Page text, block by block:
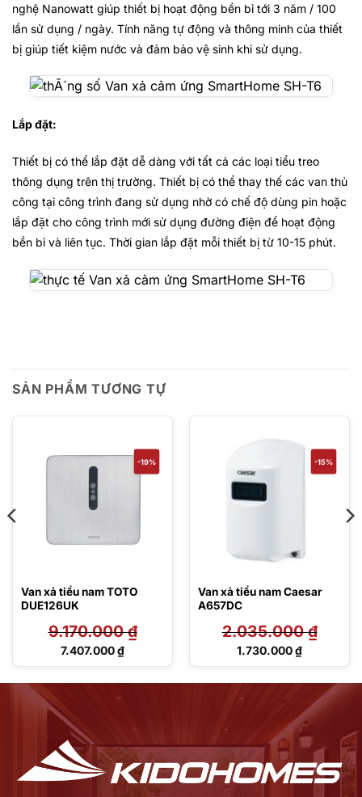
nghệ Nanowatt giúp thiết bị hoạt động bền bỉ tới 3 năm / 100
lần sử dụng / ngày. Tính năng tự động và thông minh của thiết
bị giúp tiết kiệm nước và đảm bảo vệ sinh khi sử dụng.
Lắp đặt:
Thiết bị có thể lắp đặt dễ dàng với tất cả các loại tiểu treo
thông dụng trên thị trường. Thiết bị có thể thay thế các van thủ
công tại công trình đang sử dụng nhờ có chế độ dùng pin hoặc
lắp đặt cho công trình mới sử dụng đường điện để hoạt động
bền bỉ và liên tục. Thời gian lắp đặt mỗi thiết bị từ 10-15 phút.
SẢN PHẨM TƯƠNG TỰ
-19%
Van xả tiểu nam TOTO
DUE126UK
9.170.000₫
Giá
7.407.000₫
Giá
-15%
Van xả tiểu nam Caesar
A657DC
2.035.000₫
Giá
2.035.000 ₫.
1.730.000₫
Giá
1.730.000 ₫.